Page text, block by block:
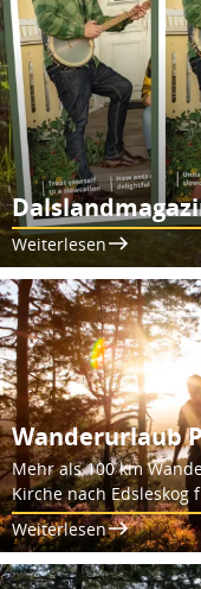
Weiterlesen
Wanderurlaub
Mehr als 100 km
Kirche nach Edsleskog
Weiterlesen